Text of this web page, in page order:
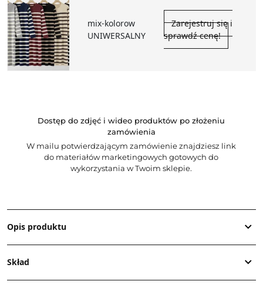
mix-kolorow
UNIWERSALNY
Zarejestruj się i
sprawdź cenę!
Dostęp do zdjęć i wideo produktów po złożeniu
zamówienia
W mailu potwierdzającym zamówienie znajdziesz link
do materiałów marketingowych gotowych do
wykorzystania w Twoim sklepie.
Opis produktu
Skład